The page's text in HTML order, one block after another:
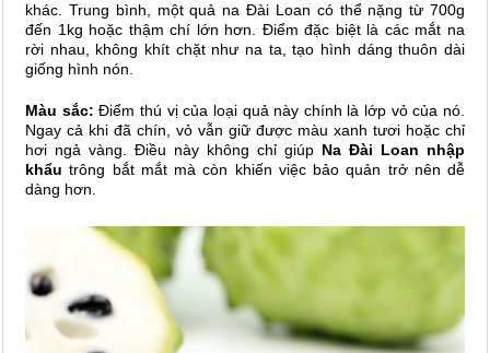
khác. Trung bình, một quả na Đài Loan có thể nặng từ 700g
đến 1kg hoặc thậm chí lớn hơn. Điểm đặc biệt là các mắt na
rời nhau, không khít chặt như na ta, tạo hình dáng thuôn dài
giống hình nón.
Màu sắc:Điểm thú vị của loại quả này chính là lớp vỏ của nó.
Ngay cả khi đã chín, vỏ vẫn giữ được màu xanh tươi hoặc chỉ
hơi ngả vàng. Điều này không chỉ giúp Na Đài Loan nhập
khẩutrông bắt mắt mà còn khiến việc bảo quản trở nên dễ
dàng hơn.